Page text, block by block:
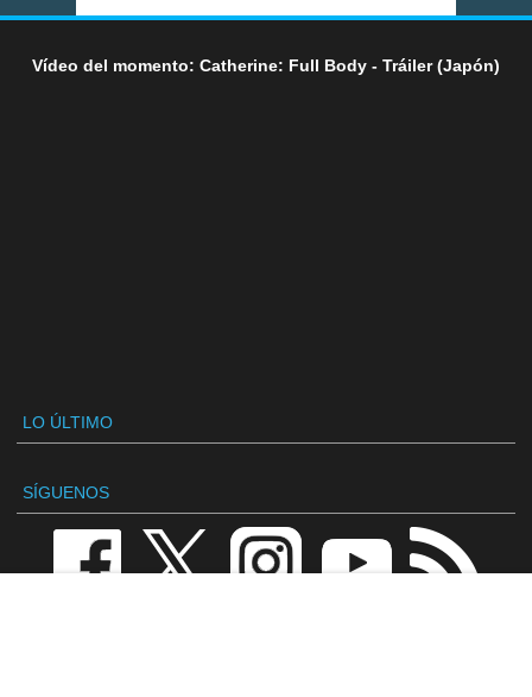
Vídeo del momento: Catherine: Full Body - Tráiler (Japón)
LO ÚLTIMO
SÍGUENOS